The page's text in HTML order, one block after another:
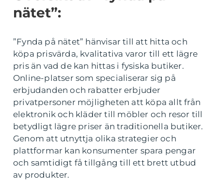
nätet”:
”Fynda på nätet” hänvisar till att hitta och
köpa prisvärda, kvalitativa varor till ett lägre
pris än vad de kan hittas i fysiska butiker.
Online-platser som specialiserar sig på
erbjudanden och rabatter erbjuder
privatpersoner möjligheten att köpa allt från
elektronik och kläder till möbler och resor till
betydligt lägre priser än traditionella butiker.
Genom att utnyttja olika strategier och
plattformar kan konsumenter spara pengar
och samtidigt få tillgång till ett brett utbud
av produkter.